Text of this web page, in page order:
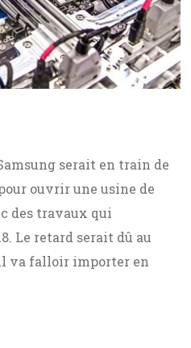
serait en train de
ouvrir une usine de
des travaux qui
Le retard serait dû au
va falloir importer en